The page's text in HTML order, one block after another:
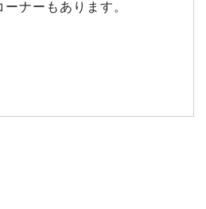
ナーもあります。